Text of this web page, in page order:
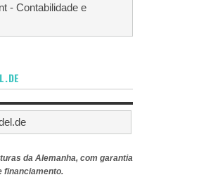
da Alemanha, com garantia
financiamento.